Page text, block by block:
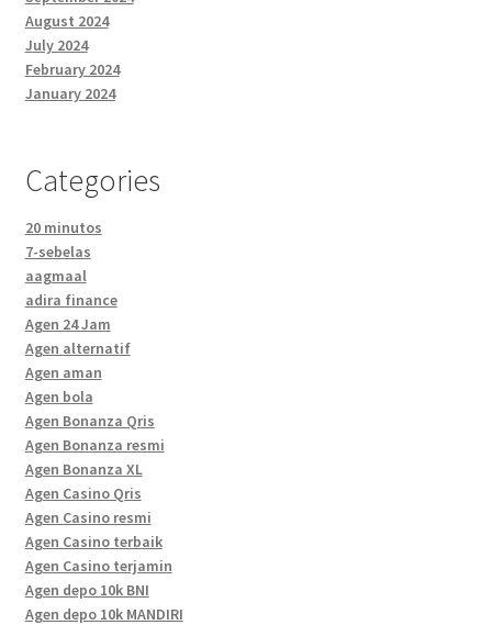
August 2024
July 2024
February 2024
January 2024
Categories
20 minutos
7-sebelas
aagmaal
adira finance
Agen 24 Jam
Agen alternatif
Agen aman
Agen bola
Agen Bonanza Qris
Agen Bonanza resmi
Agen Bonanza XL
Agen Casino Qris
Agen Casino resmi
Agen Casino terbaik
Agen Casino terjamin
Agen depo 10k BNI
Agen depo 10k MANDIRI